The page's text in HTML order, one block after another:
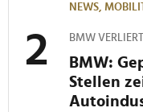
NEWS,
BMW
BMW:
Stellen